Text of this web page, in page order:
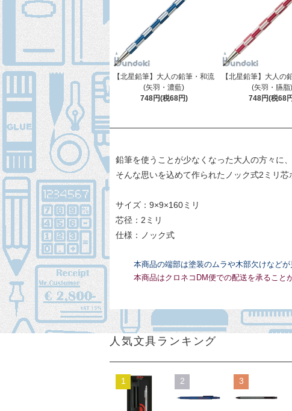
【北星鉛筆】大人の鉛筆・和流
(矢羽・濃藍)
748円(税68円)
【北星鉛筆】大人の
(矢羽・臙脂)
748円(税68
鉛筆を使うことが少なくなった大人の方々に
そんな思いを込めて作られたノック式2ミリ
サイズ：9×9×160ミリ
芯径：2ミリ
仕様：ノック式
本商品の端部は塗装のムラや木部欠けなどが
本商品はクロネコDM便での配送を承ること
人気文具ランキング
1 2 3